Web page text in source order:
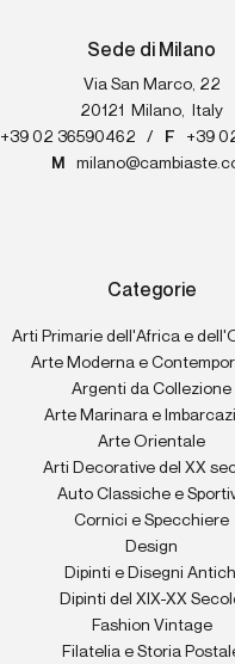
Sede di Milano
Via San Marco, 22
20121
Milano,
Italy
+39 02 36590462 / F
+39
M
Categorie
Arti Primarie dell'Africa e
Arte Moderna e
Argenti da Collezione
Arte Marinara e
Arte Orientale
Arti Decorative del XX
Auto Classiche e
Cornici e Specchiere
Design
Dipinti e Disegni
Dipinti del XIX-XX
Fashion Vintage
Filatelia e Storia